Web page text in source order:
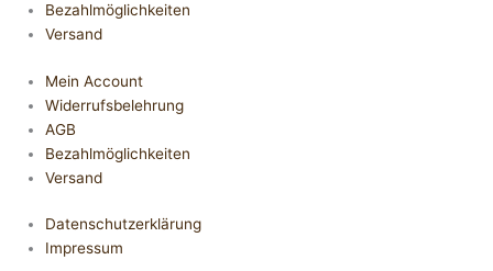
Bezahlmöglichkeiten
Versand
Mein Account
Widerrufsbelehrung
AGB
Bezahlmöglichkeiten
Versand
Datenschutzerklärung
Impressum